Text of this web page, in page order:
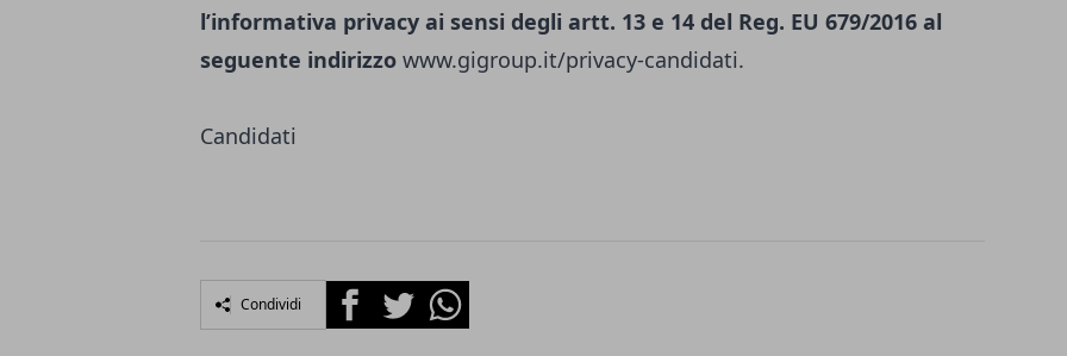
l’informativa privacy ai sensi degli artt. 13 e 14 del Reg. EU 679/2016 al
seguente indirizzo www.gigroup.it/privacy-candidati.
Candidati
Condividi FacebookTwitterWhatsapp